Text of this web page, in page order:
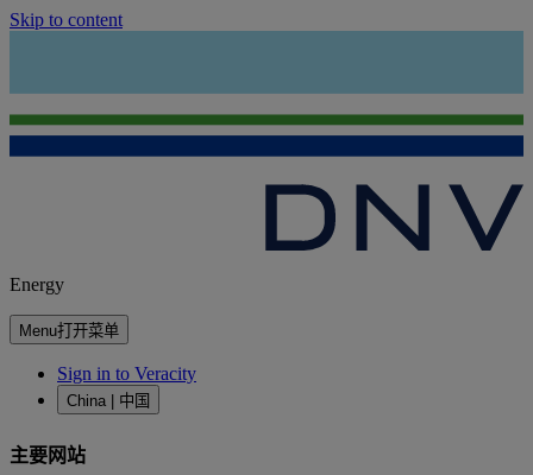
Skip to content
Energy
Menu打开菜单
Sign in to Veracity
China | 中国
主要网站